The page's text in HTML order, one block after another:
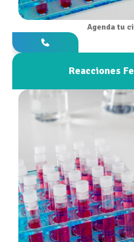
Agenda tu
Reacciones